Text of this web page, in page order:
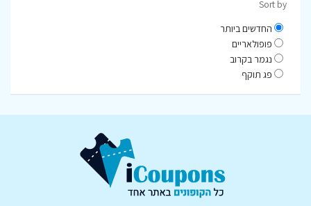
Sort by
החדשים ביותר
פופולאריים
נגמר בקרוב
פג תוקף